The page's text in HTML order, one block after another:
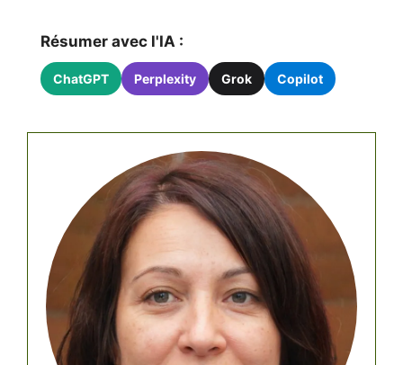
Résumer avec l'IA :
ChatGPT Perplexity Grok Copilot